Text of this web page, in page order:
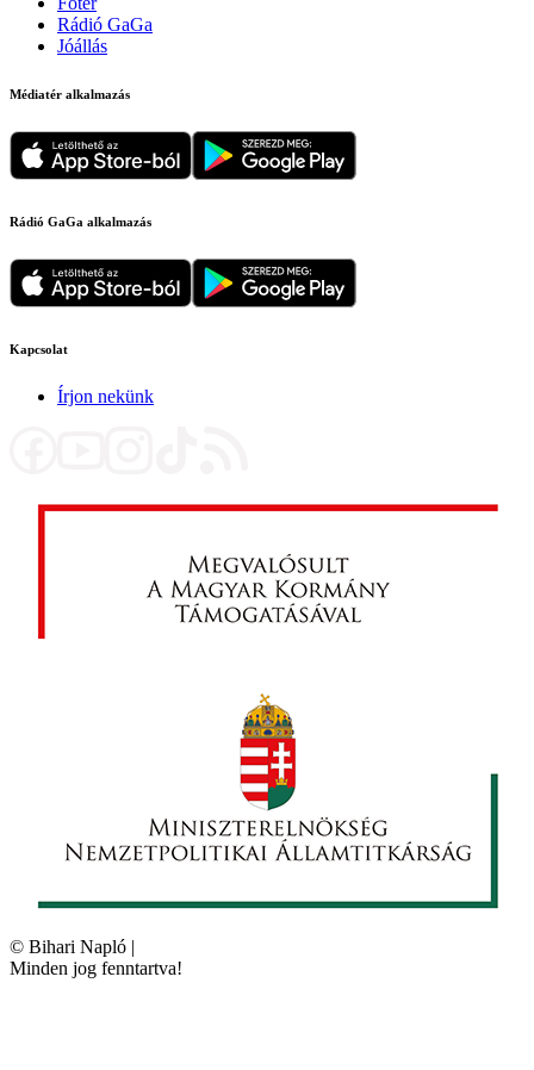
Rádió GaGa
Jóállás
Médiatér alkalmazás
Rádió GaGa alkalmazás
Kapcsolat
Írjon nekünk
© Bihari Napló |
Minden jog fenntartva!